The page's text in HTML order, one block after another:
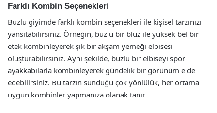
Farklı Kombin Seçenekleri
Buzlu giyimde farklı kombin seçenekleri ile kişisel tarzınızı
yansıtabilirsiniz. Örneğin, buzlu bir bluz ile yüksek bel bir
etek kombinleyerek şık bir akşam yemeği elbisesi
oluşturabilirsiniz. Aynı şekilde, buzlu bir elbiseyi spor
ayakkabılarla kombinleyerek gündelik bir görünüm elde
edebilirsiniz. Bu tarzın sunduğu çok yönlülük, her ortama
uygun kombinler yapmanıza olanak tanır.